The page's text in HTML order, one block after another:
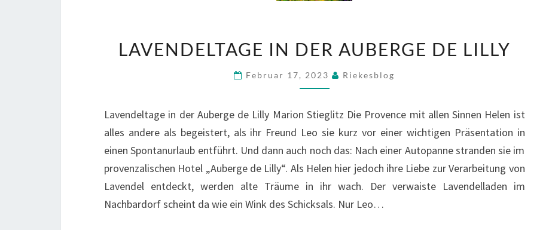
IN
DER
AUBERGE
LILLY
LAVENDELTAGE IN DER AUBERGE DE LILLY
Februar 17, 2023 Riekesblog
Lavendeltage in der Auberge de Lilly Marion Stieglitz Die Provence mit allen Sinnen Helen ist
alles andere als begeistert, als ihr Freund Leo sie kurz vor einer wichtigen Präsentation in
einen Spontanurlaub entführt. Und dann auch noch das: Nach einer Autopanne stranden sie im
provenzalischen Hotel „Auberge de Lilly“. Als Helen hier jedoch ihre Liebe zur Verarbeitung von
Lavendel entdeckt, werden alte Träume in ihr wach. Der verwaiste Lavendelladen im
Nachbardorf scheint da wie ein Wink des Schicksals. Nur Leo…